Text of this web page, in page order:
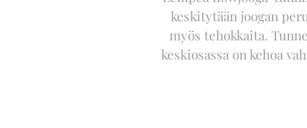
keskitytään joogan
myös tehokkaita.
keskiosassa on kehoa